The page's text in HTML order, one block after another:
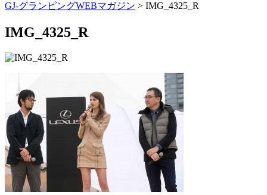
GJ-グランピングWEBマガジン > IMG_4325_R
IMG_4325_R